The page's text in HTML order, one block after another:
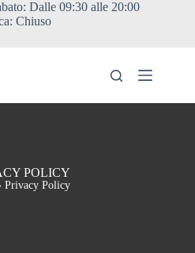
Dalle 09:30 alle 20:00
Chiuso
POLICY
Privacy Policy